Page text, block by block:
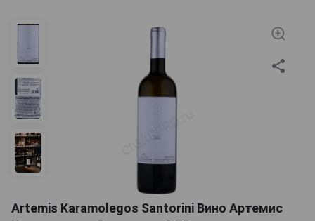
Artemis Karamolegos Santorini Вино Артемис